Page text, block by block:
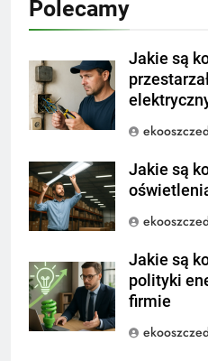
Polecamy
Jakie są
Jakie są
Jakie są
polityki
firmie